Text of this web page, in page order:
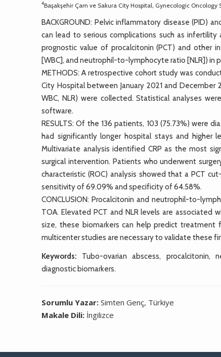
4Başakşehir Çam ve Sakura City Hospital, Gynecologic
BACKGROUND: Pelvic inflammatory disease (PID)
can lead to serious complications such as
prognostic value of procalcitonin (PCT) and other
[WBC], and neutrophil-to-lymphocyte ratio [NLR])
METHODS: A retrospective cohort study was
City Hospital between January 2021 and December
WBC, NLR) were collected. Statistical analyses
software.
RESULTS: Of the 136 patients, 103 (75.73%) were
had significantly longer hospital stays and higher
Multivariate analysis identified CRP as the most
surgical intervention. Patients who underwent
characteristic (ROC) analysis showed that a PCT
sensitivity of 69.09% and specificity of 64.58%.
CONCLUSION: Procalcitonin and neutrophil-to-
TOA. Elevated PCT and NLR levels are associated
size, these biomarkers can help predict treatment
multicenter studies are necessary to validate these
Keywords: Tubo-ovarian abscess, procalcitonin,
diagnostic biomarkers.
Sorumlu Yazar:Simten Genç, Türkiye
Makale Dili: İngilizce